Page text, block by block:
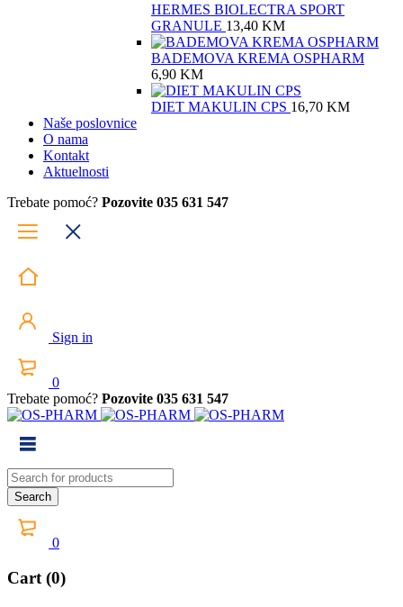
HERMES BIOLECTRA SPORT
GRANULE 13,40 KM
BADEMOVA KREMA OSPHARM
6,90 KM
DIET MAKULIN CPS 16,70 KM
Naše poslovnice
O nama
Kontakt
Aktuelnosti
Trebate pomoć? Pozovite 035 631 547
Sign in
0
Trebate pomoć? Pozovite 035 631 547
0
Cart (0)